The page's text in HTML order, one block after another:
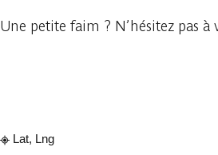
Une petite faim ? N’hésitez pas à
Lat, Lng